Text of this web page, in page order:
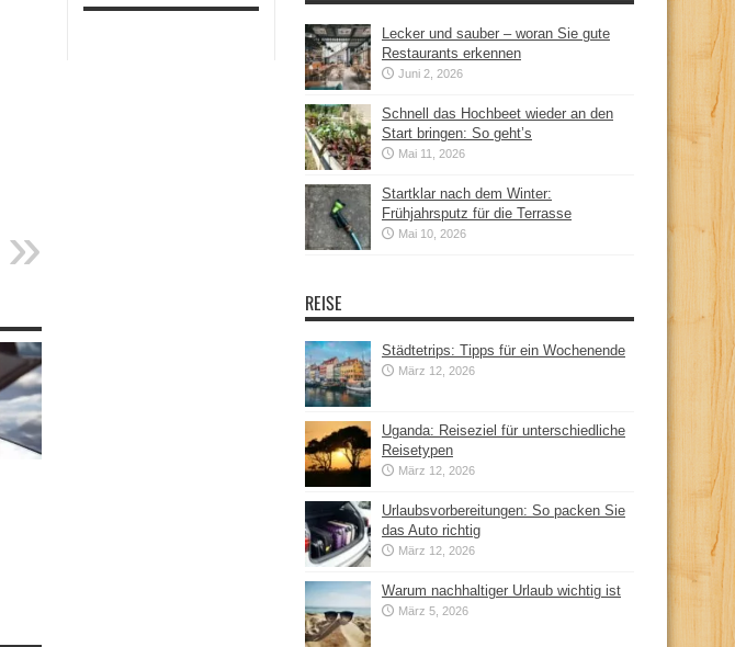
Lecker und sauber – woran Sie gute
Restaurants erkennen
Juni 2, 2026
Schnell das Hochbeet wieder an den
Start bringen: So geht’s
Mai 11, 2026
Startklar nach dem Winter:
Frühjahrsputz für die Terrasse
Mai 10, 2026
REISE
Städtetrips: Tipps für ein Wochenende
März 12, 2026
Uganda: Reiseziel für unterschiedliche
Reisetypen
März 12, 2026
Urlaubsvorbereitungen: So packen Sie
das Auto richtig
März 12, 2026
Warum nachhaltiger Urlaub wichtig ist
März 5, 2026